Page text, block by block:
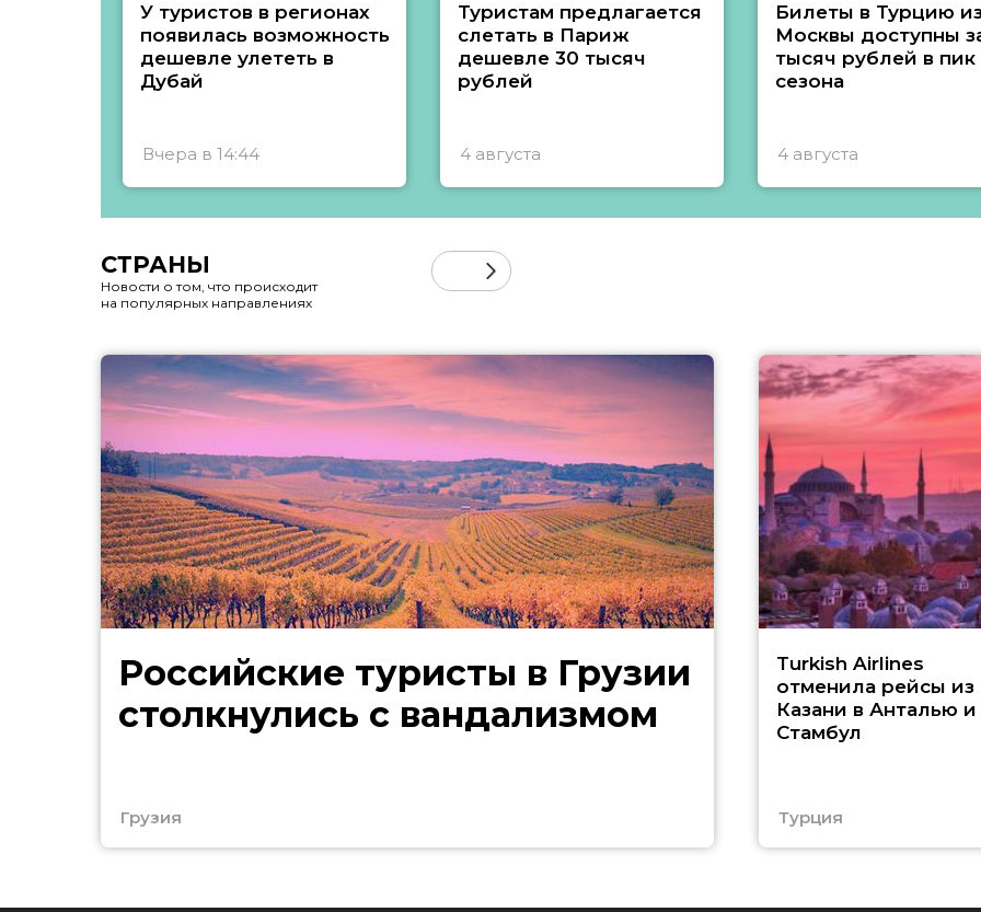
У туристов в регионах
появилась возможность
дешевле улететь в
Дубай
Вчера в 14:44
Туристам предлагается
слетать в Париж
дешевле 30 тысяч
рублей
4 августа
Билеты в Турцию из
Москвы доступны
тысяч рублей в пик
сезона
4 августа
СТРАНЫ
Новости о том, что происходит
на популярных направлениях
Российские туристы в Грузии
столкнулись с вандализмом
Грузия
Turkish Airlines
отменила рейсы из
Казани в Анталью и
Стамбул
Турция